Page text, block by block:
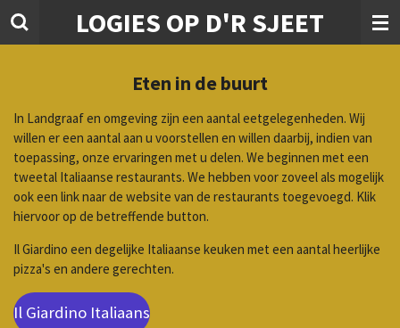
Ga
LOGIES OP D'R SJEET
Eten in de buurt
In Landgraaf en omgeving zijn een aantal eetgelegenheden. Wij
willen er een aantal aan u voorstellen en willen daarbij, indien van
toepassing, onze ervaringen met u delen. We beginnen met een
tweetal Italiaanse restaurants. We hebben voor zoveel als mogelijk
ook een link naar de website van de restaurants toegevoegd. Klik
hiervoor op de betreffende button.
Il Giardino een degelijke Italiaanse keuken met een aantal heerlijke
pizza's en andere gerechten.
Il Giardino Italiaans